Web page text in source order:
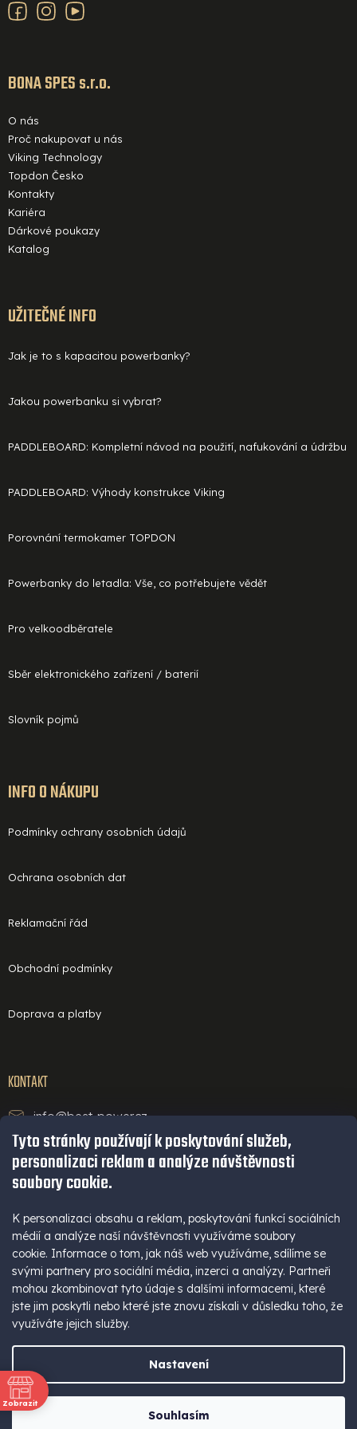
Tyto stránky používají k poskytování služeb,
personalizaci reklam a analýze návštěvnosti
soubory cookie.
K personalizaci obsahu a reklam, poskytování funkcí sociálních
médií a analýze naší návštěvnosti využíváme soubory
cookie. Informace o tom, jak náš web využíváme, sdílíme se
svými partnery pro sociální média, inzerci a analýzy. Partneři
mohou zkombinovat tyto údaje s dalšími informacemi, které
jste jim poskytli nebo které jste znovu získali v důsledku toho, že
využíváte jejich služby.
Nastavení
Souhlasím
a
BONA SPES s.r.o.
O nás
Proč nakupovat u nás
Viking Technology
Topdon Česko
Kontakty
Kariéra
Dárkové poukazy
Katalog
UŽITEČNÉ INFO
Jak je to s kapacitou powerbanky?
Jakou powerbanku si vybrat?
PADDLEBOARD: Kompletní návod na použití, nafukování a údržbu
PADDLEBOARD: Výhody konstrukce Viking
Porovnání termokamer TOPDON
Powerbanky do letadla: Vše, co potřebujete vědět
Pro velkoodběratele
Sběr elektronického zařízení / baterií
Slovník pojmů
INFO O NÁKUPU
Podmínky ochrany osobních údajů
Ochrana osobních dat
Reklamační řád
Obchodní podmínky
Doprava a platby
KONTAKT
info@best-power.cz
technická podpora a servis
+420 771 234 568
+420 777 109 009
(Po - Pá 9-16 hod)
+420 777 109 009
Vytvořil Shoptet
best-power. Všechna práva vyhrazena.
Zobrazit